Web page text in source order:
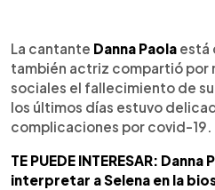
► Escuchar artículo
La cantante Danna Paola está
también actriz compartió por
sociales el fallecimiento de
los últimos días estuvo
complicaciones por covid-19.
TE PUEDE INTERESAR:
interpretar a Selena en la